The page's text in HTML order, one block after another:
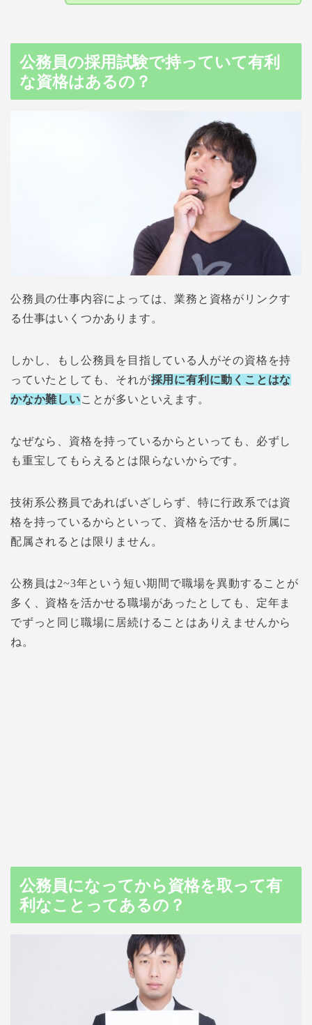
公務員の採用試験で持っていて有利
な資格はあるの？
公務員の仕事内容によっては、業務と資格がリンクす
る仕事はいくつかあります。
しかし、もし公務員を目指している人がその資格を持
っていたとしても、それが採用に有利に動くことはな
かなか難しいことが多いといえます。
なぜなら、資格を持っているからといっても、必ずし
も重宝してもらえるとは限らないからです。
技術系公務員であればいざしらず、特に行政系では資
格を持っているからといって、資格を活かせる所属に
配属されるとは限りません。
公務員は2~3年という短い期間で職場を異動することが
多く、資格を活かせる職場があったとしても、定年ま
でずっと同じ職場に居続けることはありえませんから
ね。
公務員になってから資格を取って有
利なことってあるの？